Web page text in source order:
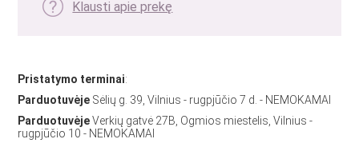
Klausti apie prekę
Pristatymo terminai:
Parduotuvėje Sėlių g. 39, Vilnius - rugpjūčio 7 d. - NEMOKAMAI
ParduotuvėjeVerkių gatvė 27B, Ogmios miestelis, Vilnius -
rugpjūčio 10 - NEMOKAMAI